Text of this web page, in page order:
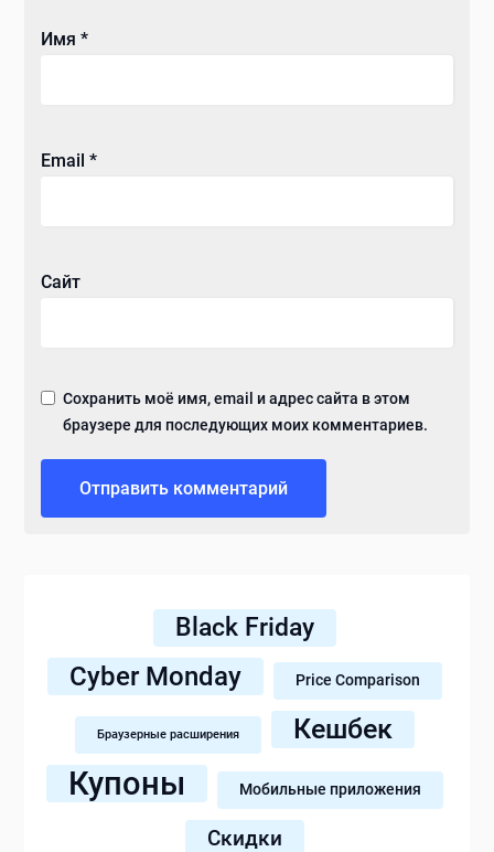
Имя*
Email*
Сайт
Сохранить моё имя, email и адрес сайта в этом
браузере для последующих моих комментариев.
Black Friday
Cyber Monday Price Comparison
Браузерные расширения Кешбек
Купоны Мобильные приложения
Скидки